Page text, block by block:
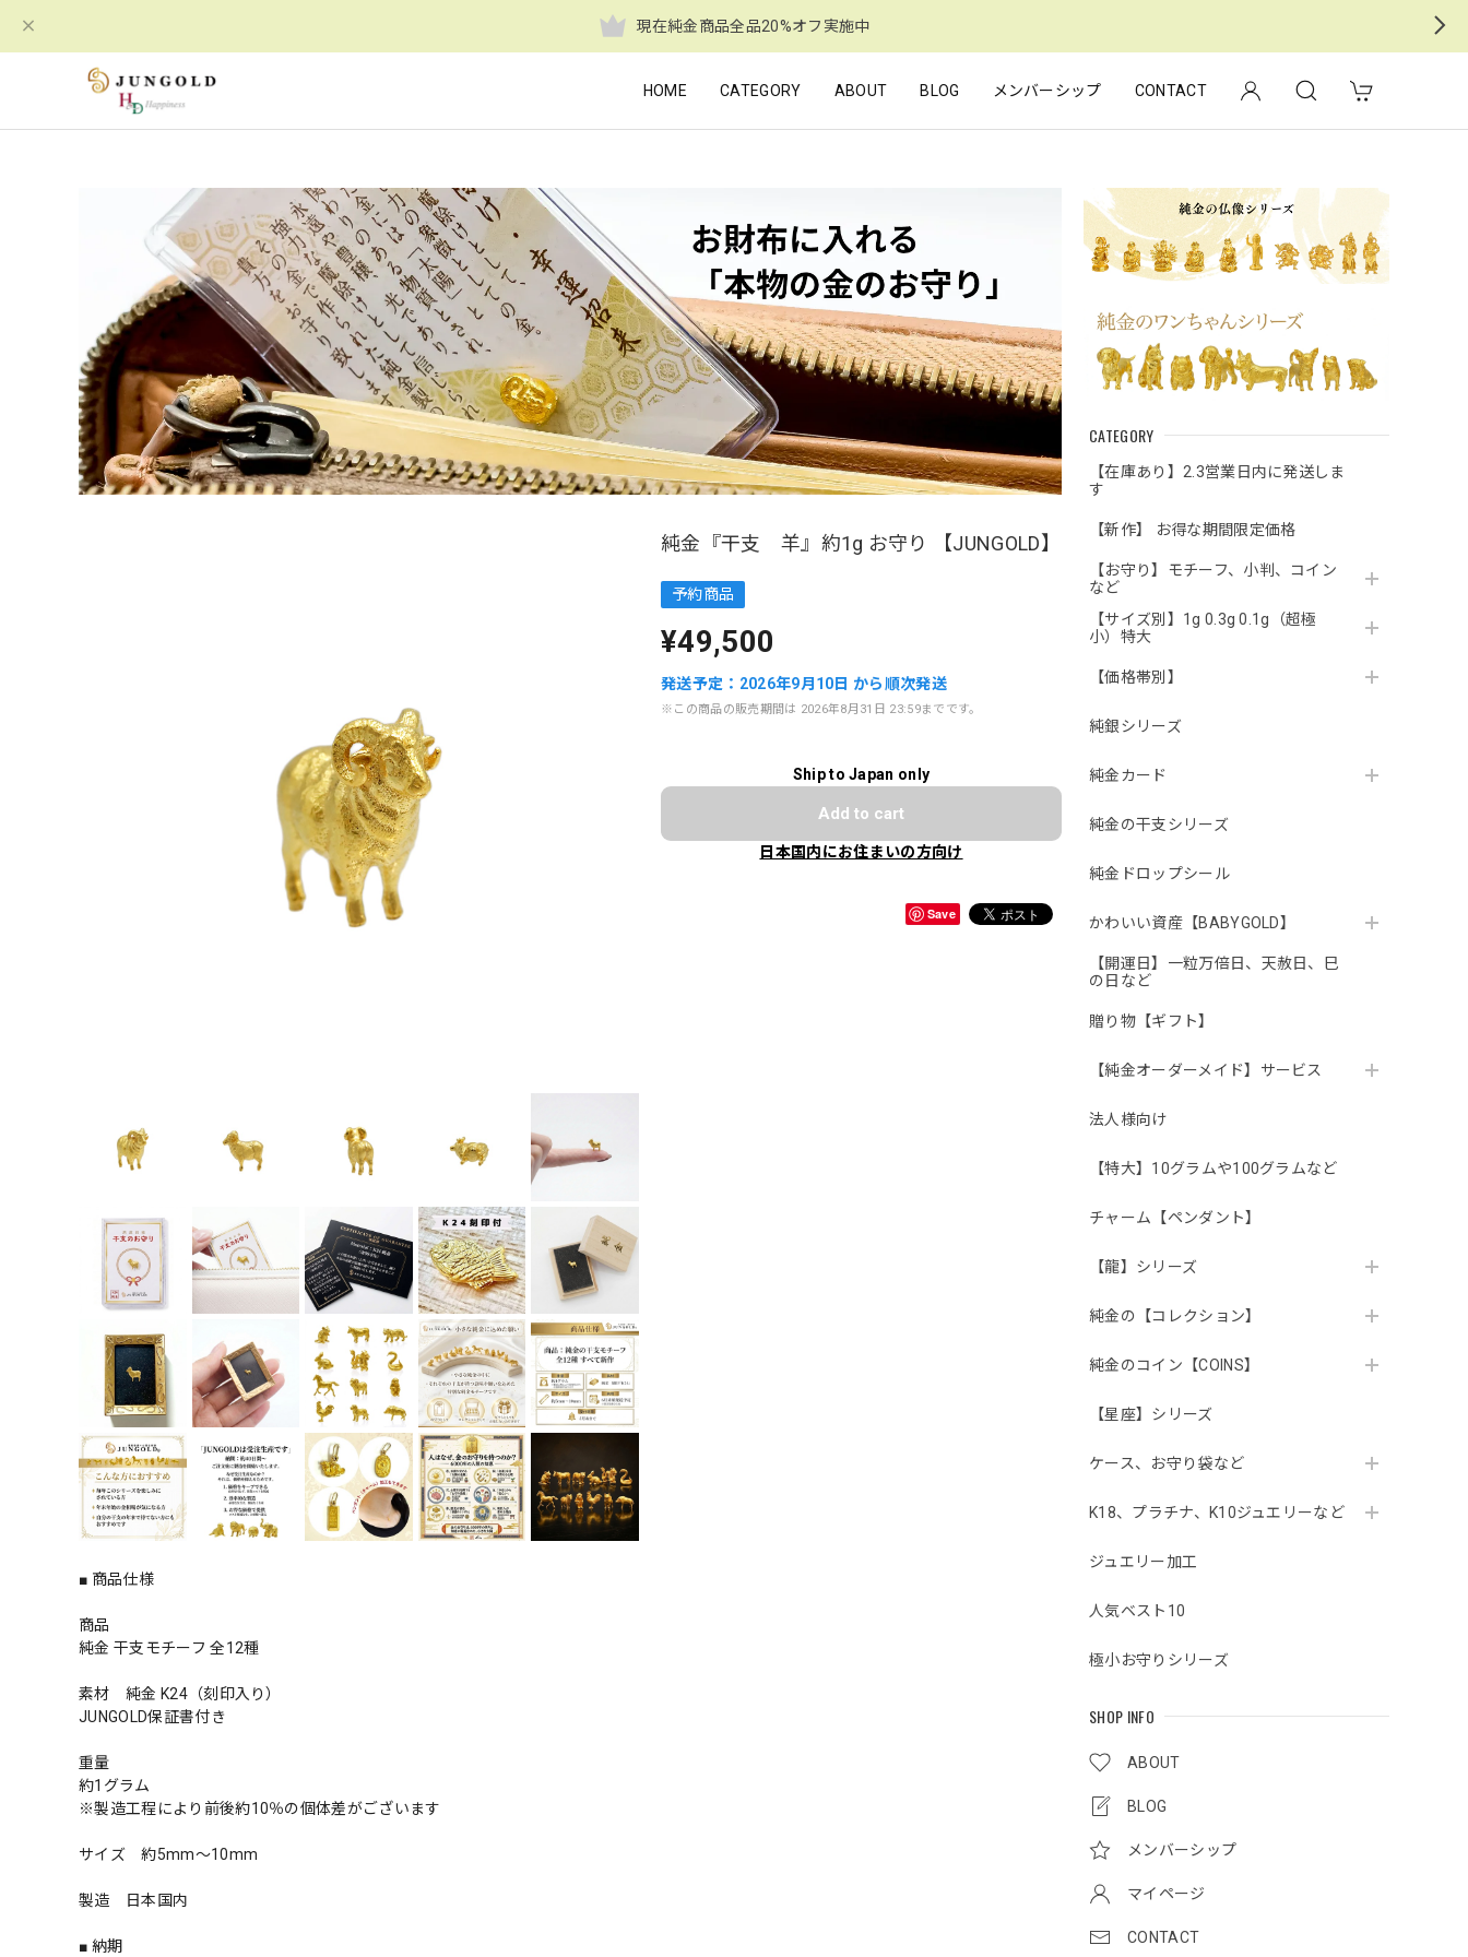
現在純金商品全品20%オフ実施中
HOME CATEGORY ABOUT BLOG メンバーシップ CONTACT
CATEGORY
【在庫あり】2.3営業日内に発送しま
す
【新作】 お得な期間限定価格
【お守り】モチーフ、小判、コイン
など
【サイズ別】1g 0.3g 0.1g（超極
小）特大
【価格帯別】
純銀シリーズ
純金カード
純金の干支シリーズ
純金ドロップシール
かわいい資産【BABYGOLD】
【開運日】一粒万倍日、天赦日、巳
の日など
贈り物【ギフト】
【純金オーダーメイド】サービス
法人様向け
【特大】10グラムや100グラムなど
チャーム【ペンダント】
【龍】シリーズ
純金の【コレクション】
純金のコイン【COINS】
【星座】シリーズ
ケース、お守り袋など
K18、プラチナ、K10ジュエリーなど
ジュエリー加工
人気ベスト10
極小お守りシリーズ
SHOP INFO
ABOUT
BLOG
メンバーシップ
マイページ
CONTACT
純金『干支 羊』約1g お守り 【JUNGOLD】
予約商品
¥49,500
発送予定：2026年9月10日 から順次発送
※この商品の販売期間は 2026年8月31日 23:59までです。
Ship to Japan only
Add to cart
日本国内にお住まいの方向け
Save
■ 商品仕様
商品
純金 干支モチーフ 全12種
素材 純金 K24（刻印入り）
JUNGOLD保証書付き
重量
約1グラム
※製造工程により前後約10％の個体差がございます
サイズ 約5mm～10mm
製造 日本国内
■ 納期